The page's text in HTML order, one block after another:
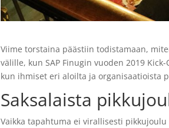
Viime torstaina päästiin todistamaan,
välille, kun SAP Finugin vuoden 2019
kun ihmiset eri aloilta ja organisaatioista
Saksalaista
Vaikka tapahtuma ei virallisesti